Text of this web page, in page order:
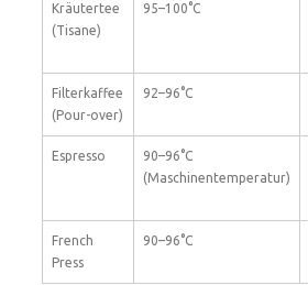
Kräutertee
(Tisane)
95–100°C
Filterkaffee
(Pour-over)
92–96°C
Espresso
90–96°C
(Maschinentemperatur)
French
Press
90–96°C